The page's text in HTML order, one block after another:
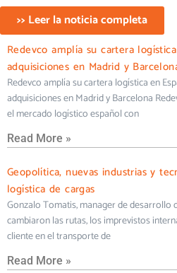
>> Leer la noticia completa
Redevco amplía su cartera
adquisiciones en Madrid y
Redevco amplía su cartera logística en
adquisiciones en Madrid y Barcelona
el mercado logístico español con
Read More »
Geopolítica, nuevas industrias y
logística de cargas
Gonzalo Tomatis, manager de desarrollo
cambiaron las rutas, los imprevistos
cliente en el transporte de
Read More »